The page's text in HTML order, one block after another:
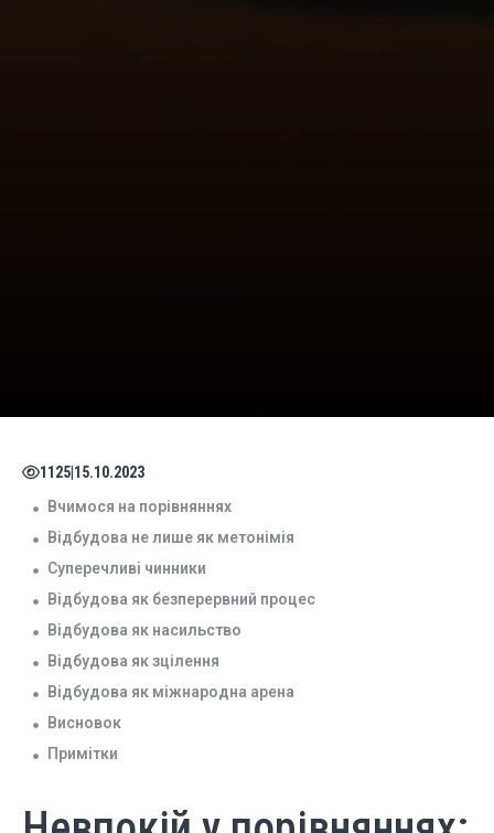
1125 15.10.2023
Вчимося на порівняннях
Відбудова не лише як метонімія
Суперечливі чинники
Відбудова як безперервний процес
Відбудова як насильство
Відбудова як зцілення
Відбудова як міжнародна арена
Висновок
Примітки